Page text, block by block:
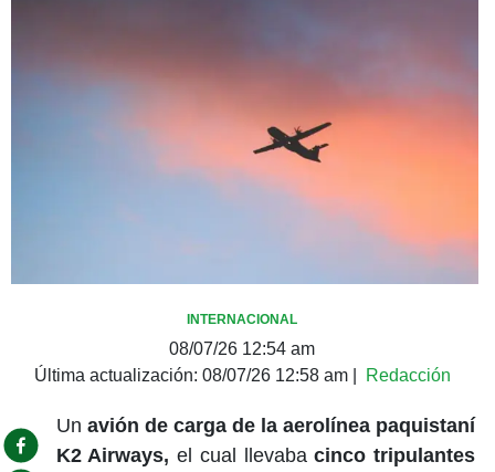
INTERNACIONAL
08/07/26 12:54 am
Última actualización: 08/07/26 12:58 am| Redacción
Un avión de carga de la aerolínea paquistaní
K2 Airways, el cual llevabacinco tripulantes